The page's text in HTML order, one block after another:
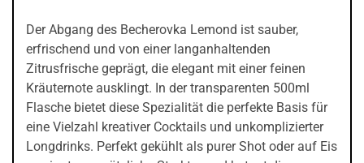
Der Abgang des Becherovka Lemond ist sauber,
erfrischend und von einer langanhaltenden
Zitrusfrische geprägt, die elegant mit einer feinen
Kräuternote ausklingt. In der transparenten 500ml
Flasche bietet diese Spezialität die perfekte Basis für
eine Vielzahl kreativer Cocktails und unkomplizierter
Longdrinks. Perfekt gekühlt als purer Shot oder auf Eis